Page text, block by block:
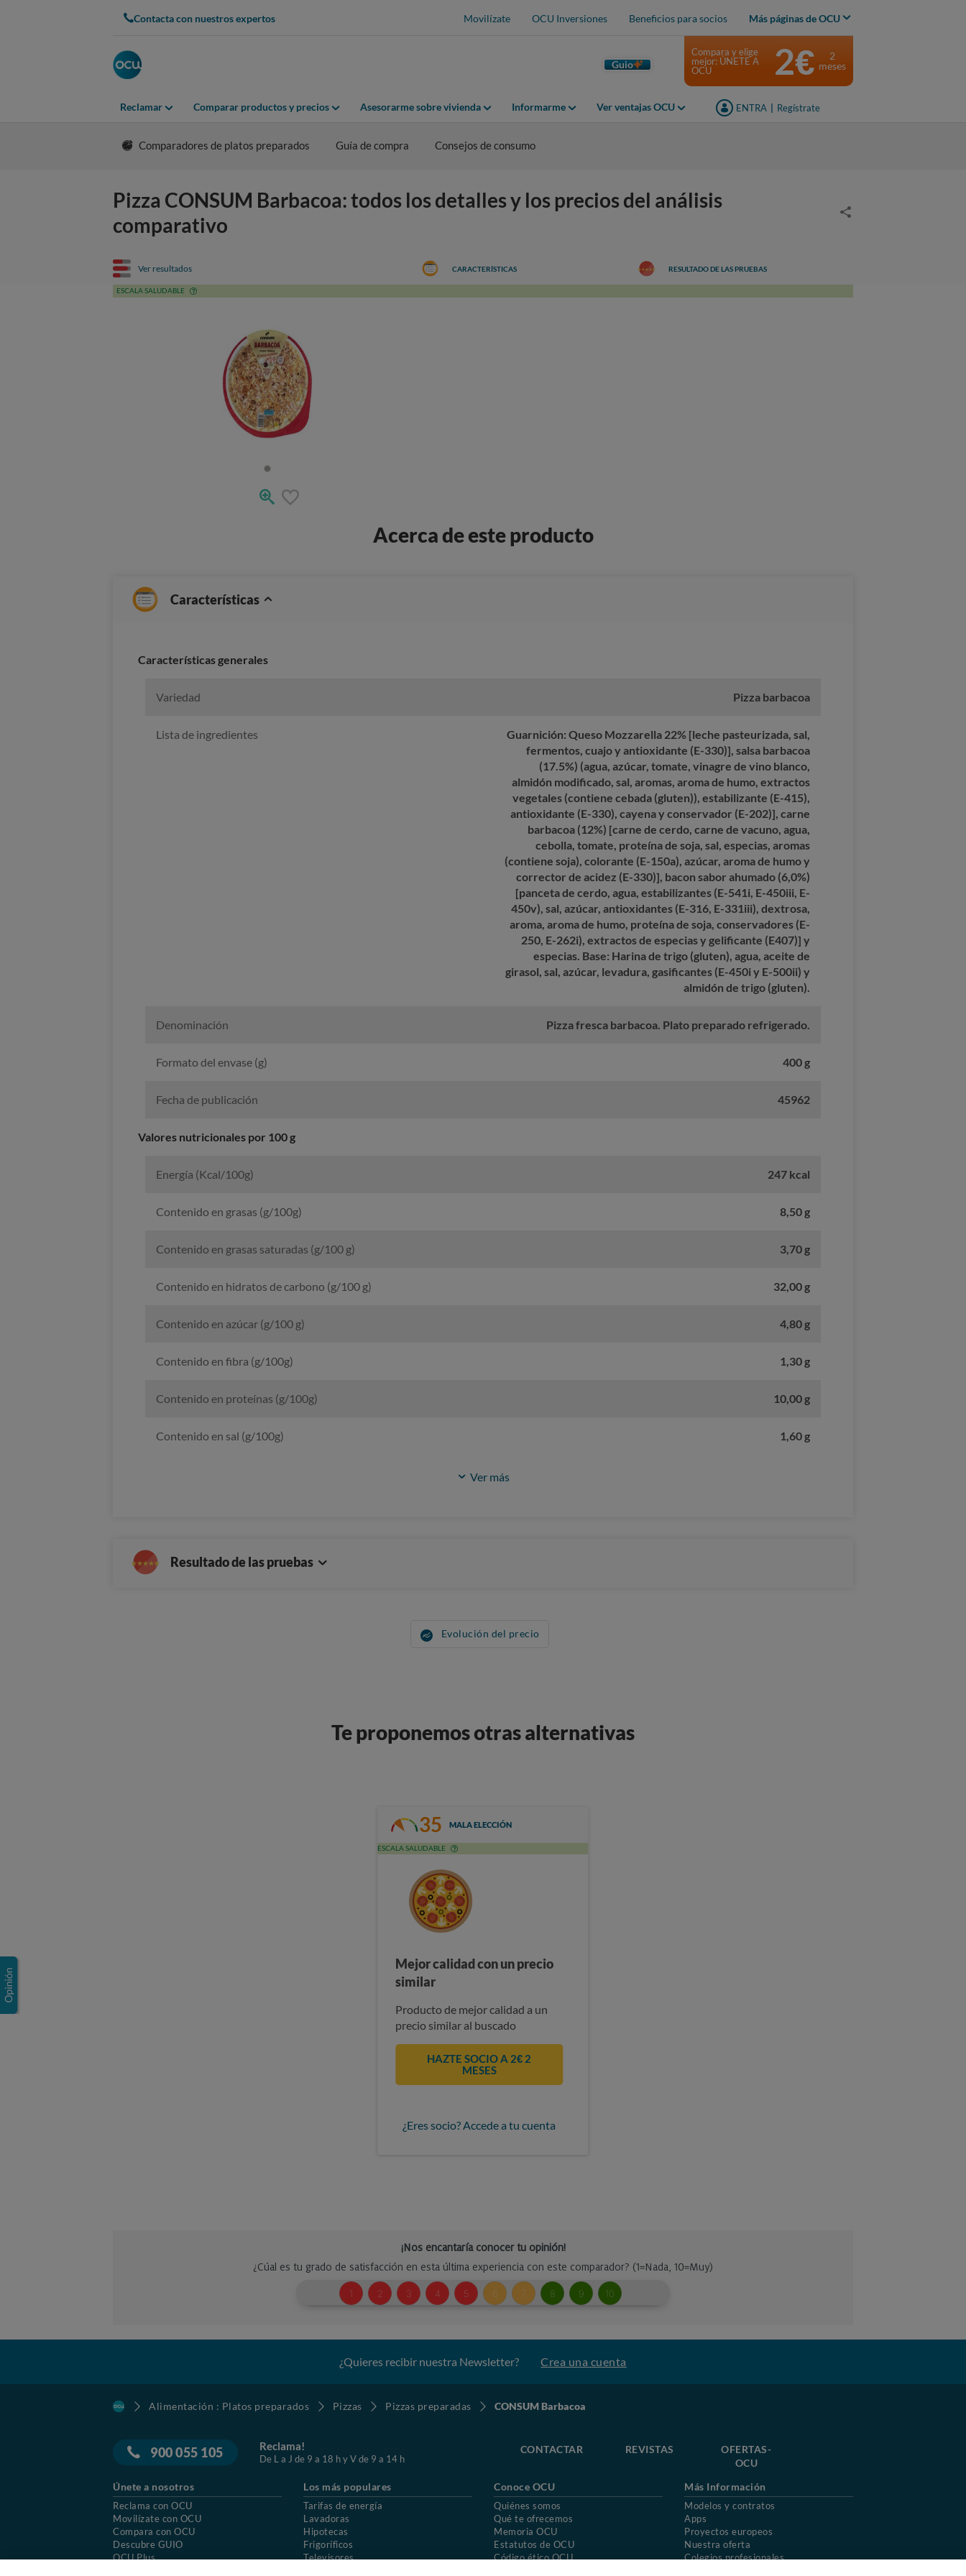
Contacta con nuestros expertos Movilízate OCU Inversiones Beneficios para socios Más páginas de OCU
Guio
Reclamar Comparar productos y precios Asesorarme sobre vivienda Informarme Ver ventajas OCU ENTRA Regístrate
Compara y elige
mejor: ÚNETE A
OCU
2€
2
meses
Comparadores de platos preparados Guía de compra Consejos de consumo
Pizza CONSUM Barbacoa: todos los detalles y los precios del análisis
comparativo
Ver resultados
ESCALA SALUDABLE
CARACTERÍSTICAS RESULTADO DE LAS PRUEBAS
Acerca de este producto
Características
Características generales
Variedad Pizza barbacoa
Lista de ingredientes
Guarnición: Queso Mozzarella 22% [leche pasteurizada, sal,
fermentos, cuajo y antioxidante (E-330)], salsa barbacoa
(17.5%) (agua, azúcar, tomate, vinagre de vino blanco,
almidón modificado, sal, aromas, aroma de humo, extractos
vegetales (contiene cebada (gluten)), estabilizante (E-415),
antioxidante (E-330), cayena y conservador (E-202)], carne
barbacoa (12%) [carne de cerdo, carne de vacuno, agua,
cebolla, tomate, proteína de soja, sal, especias, aromas
(contiene soja), colorante (E-150a), azúcar, aroma de humo y
corrector de acidez (E-330)], bacon sabor ahumado (6,0%)
[panceta de cerdo, agua, estabilizantes (E-541i, E-450iii, E-
450v), sal, azúcar, antioxidantes (E-316, E-331iii), dextrosa,
aroma, aroma de humo, proteína de soja, conservadores (E-
250, E-262i), extractos de especias y gelificante (E407)] y
especias. Base: Harina de trigo (gluten), agua, aceite de
girasol, sal, azúcar, levadura, gasificantes (E-450i y E-500ii) y
almidón de trigo (gluten).
Denominación Pizza fresca barbacoa. Plato preparado refrigerado.
Formato del envase (g) 400 g
Fecha de publicación 45962
Valores nutricionales por 100 g
Energía (Kcal/100g) 247 kcal
Contenido en grasas (g/100g) 8,50 g
Contenido en grasas saturadas (g/100 g) 3,70 g
Contenido en hidratos de carbono (g/100 g) 32,00 g
Contenido en azúcar (g/100 g) 4,80 g
Contenido en fibra (g/100g) 1,30 g
Contenido en proteínas (g/100g) 10,00 g
Contenido en sal (g/100g) 1,60 g
Ver más
Resultado de las pruebas
Evolución del precio
Te proponemos otras alternativas
35 MALA ELECCIÓN
ESCALA SALUDABLE
Mejor calidad con un precio
similar
Producto de mejor calidad a un
precio similar al buscado
HAZTE SOCIO A 2€ 2
MESES
¿Eres socio? Accede a tu cuenta
¿Quieres recibir nuestra Newsletter? Crea una cuenta
Alimentación : Platos preparados Pizzas Pizzas preparadas CONSUM Barbacoa
900 055 105 Reclama!
De L a J de 9 a 18 h y V de 9 a 14 h
CONTACTAR REVISTAS
OFERTAS-
OCU
Únete a nosotros
Reclama con OCU
Movilízate con OCU
Compara con OCU
Descubre GUIO
OCU Plus
Los más populares
Tarifas de energía
Lavadoras
Hipotecas
Frigoríficos
Televisores
Conoce OCU
Quiénes somos
Qué te ofrecemos
Memoria OCU
Estatutos de OCU
Código ético OCU
Más Información
Modelos y contratos
Apps
Proyectos europeos
Nuestra oferta
Colegios profesionales